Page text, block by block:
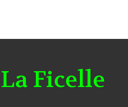
La Ficelle